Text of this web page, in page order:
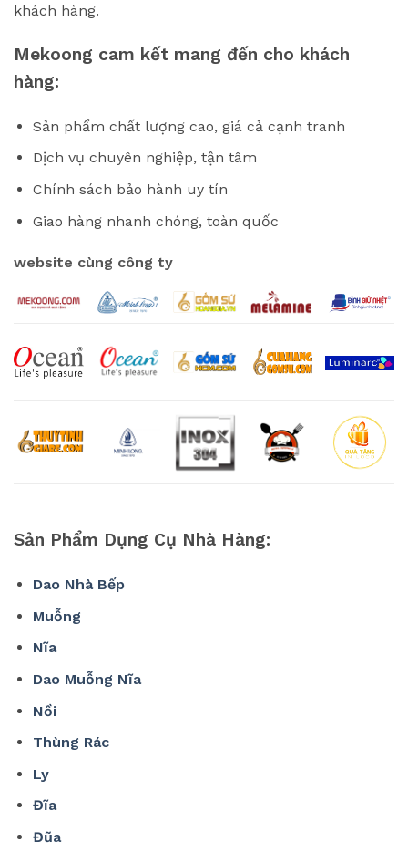
khách hàng.
Mekoong cam kết mang đến cho khách
hàng:
Sản phẩm chất lượng cao, giá cả cạnh tranh
Dịch vụ chuyên nghiệp, tận tâm
Chính sách bảo hành uy tín
Giao hàng nhanh chóng, toàn quốc
website cùng công ty
Sản Phẩm Dụng Cụ Nhà Hàng:
Dao Nhà Bếp
Muỗng
Nĩa
Dao Muỗng Nĩa
Nồi
Thùng Rác
Ly
Đĩa
Đũa